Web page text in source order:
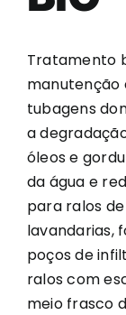
Tratamento
manutenção
tubagens
a
óleos e
da água e
para ralos
lavandarias,
poços de
ralos com
meio frasco